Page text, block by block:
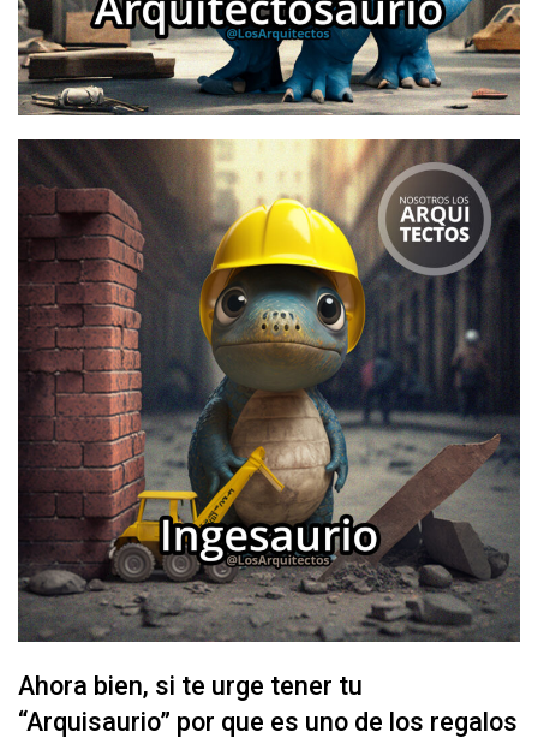
Ahora bien, si te urge tener tu
“Arquisaurio” por que es uno de los regalos